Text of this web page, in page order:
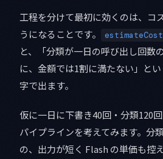
工程を分けて最初に効くのは、コ
うになることです。
estimateCost
と、「分類が一日の呼び出し回数
に、金額では1割に満たない」と
字で出ます。
仮に一日に下書き40回・分類120
パイプラインを考えてみます。分
の、出力が短く Flash の単価も控